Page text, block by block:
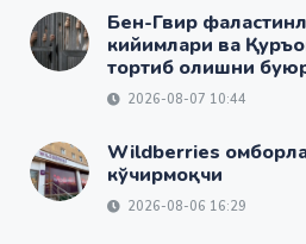
Бен-Гвир
кийимлари ва
тортиб олишни
2026-08-07 10:44
Wildberries
кўчирмоқчи
2026-08-06 16:29